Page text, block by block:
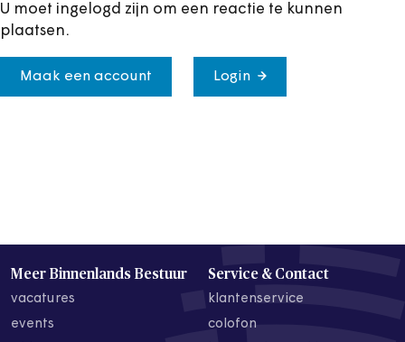
U moet ingelogd zijn om een reactie te kunnen
plaatsen.
Maak een account Login
Meer Binnenlands Bestuur
vacatures
events
Service & Contact
klantenservice
colofon